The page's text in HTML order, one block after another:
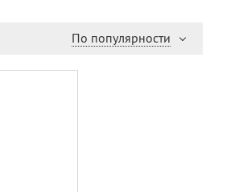
По популярности